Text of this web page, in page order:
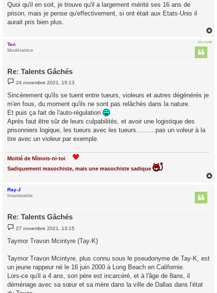
Quoi qu'il en soit, je trouve qu'il a largement mérité ses 16 ans de
prison, mais je pense qu'effectivement, si ont était aux Etats-Unis il
aurait pris bien plus.
EN LIGNE
Ten
Modératrice
Re: Talents Gâchés
M
s
a
e
24 novembre 2021, 15:13
Sincèrement qu'ils se tuent entre tueurs, violeurs et autres dégénérés je
m'en fous, du moment qu'ils ne sont pas relâchés dans la nature.
Et puis ça fait de l'auto-régulation
Après faut être sûr de leurs culpabilités, et avoir une logistique des
prisonniers logique, les tueurs avec les tueurs..........pas un voleur à la
tire avec un violeur par exemple.
Moitié de Nîmois-ni-toi
Sadiquement masochiste, mais une masochiste sadique
Ray-J
Intarissable
Re: Talents Gâchés
M
e
s
e
27 novembre 2021, 13:15
Taymor Travon Mcintyre (Tay-K)
Taymor Travon Mcintyre, plus connu sous le pseudonyme de Tay-K, est
un jeune rappeur né le 16 juin 2000 à Long Beach en Californie.
Lors-ce qu'il a 4 ans, son père est incarcéré, et à l'âge de 8ans, il
déménage avec sa sœur et sa mère dans la ville de Dallas dans l'état